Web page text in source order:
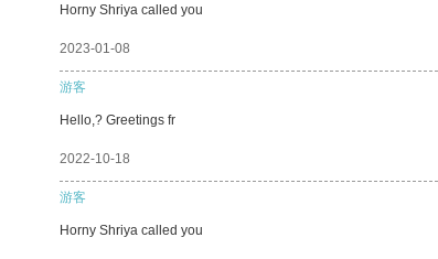
Horny Shriya called you
2023-01-08
游客
Hello,? Greetings fr
2022-10-18
游客
Horny Shriya called you